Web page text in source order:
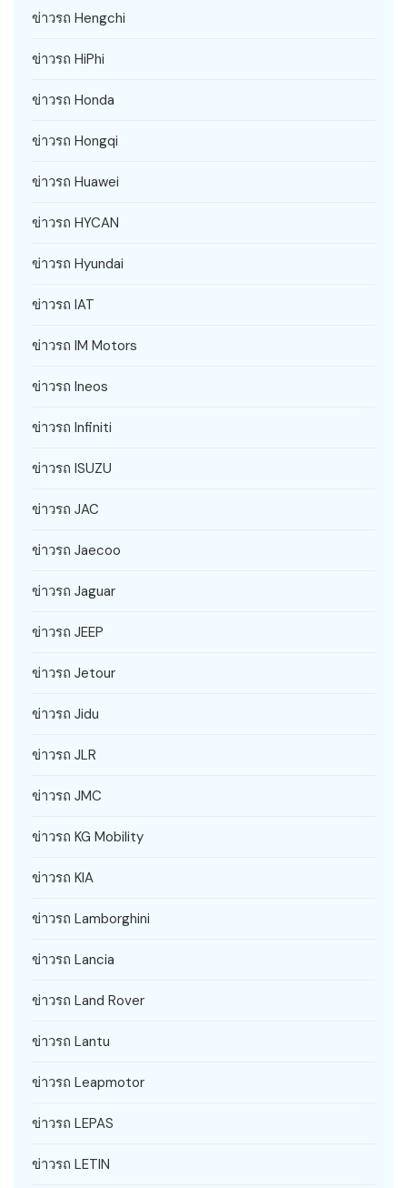
ข่าวรถ Hengchi
ข่าวรถ HiPhi
ข่าวรถ Honda
ข่าวรถ Hongqi
ข่าวรถ Huawei
ข่าวรถ HYCAN
ข่าวรถ Hyundai
ข่าวรถ IAT
ข่าวรถ IM Motors
ข่าวรถ Ineos
ข่าวรถ Infiniti
ข่าวรถ ISUZU
ข่าวรถ JAC
ข่าวรถ Jaecoo
ข่าวรถ Jaguar
ข่าวรถ JEEP
ข่าวรถ Jetour
ข่าวรถ Jidu
ข่าวรถ JLR
ข่าวรถ JMC
ข่าวรถ KG Mobility
ข่าวรถ KIA
ข่าวรถ Lamborghini
ข่าวรถ Lancia
ข่าวรถ Land Rover
ข่าวรถ Lantu
ข่าวรถ Leapmotor
ข่าวรถ LEPAS
ข่าวรถ LETIN